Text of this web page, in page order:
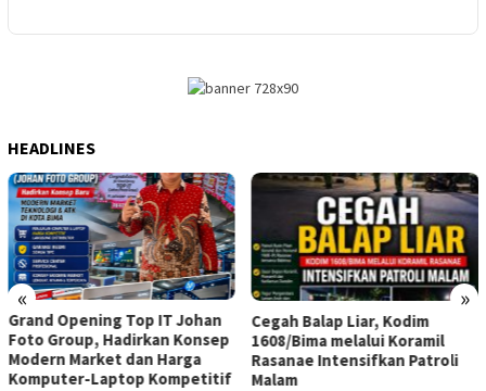
HEADLINES
« »
Cegah Balap Liar, Kodim
1608/Bima melalui Koramil
Rasanae Intensifkan Patroli
Malam
Patroli Malam Koramil 1608-
01/Rasanae Tertibkan
Pengendara Lawan Arus dan
Knalpot Brong